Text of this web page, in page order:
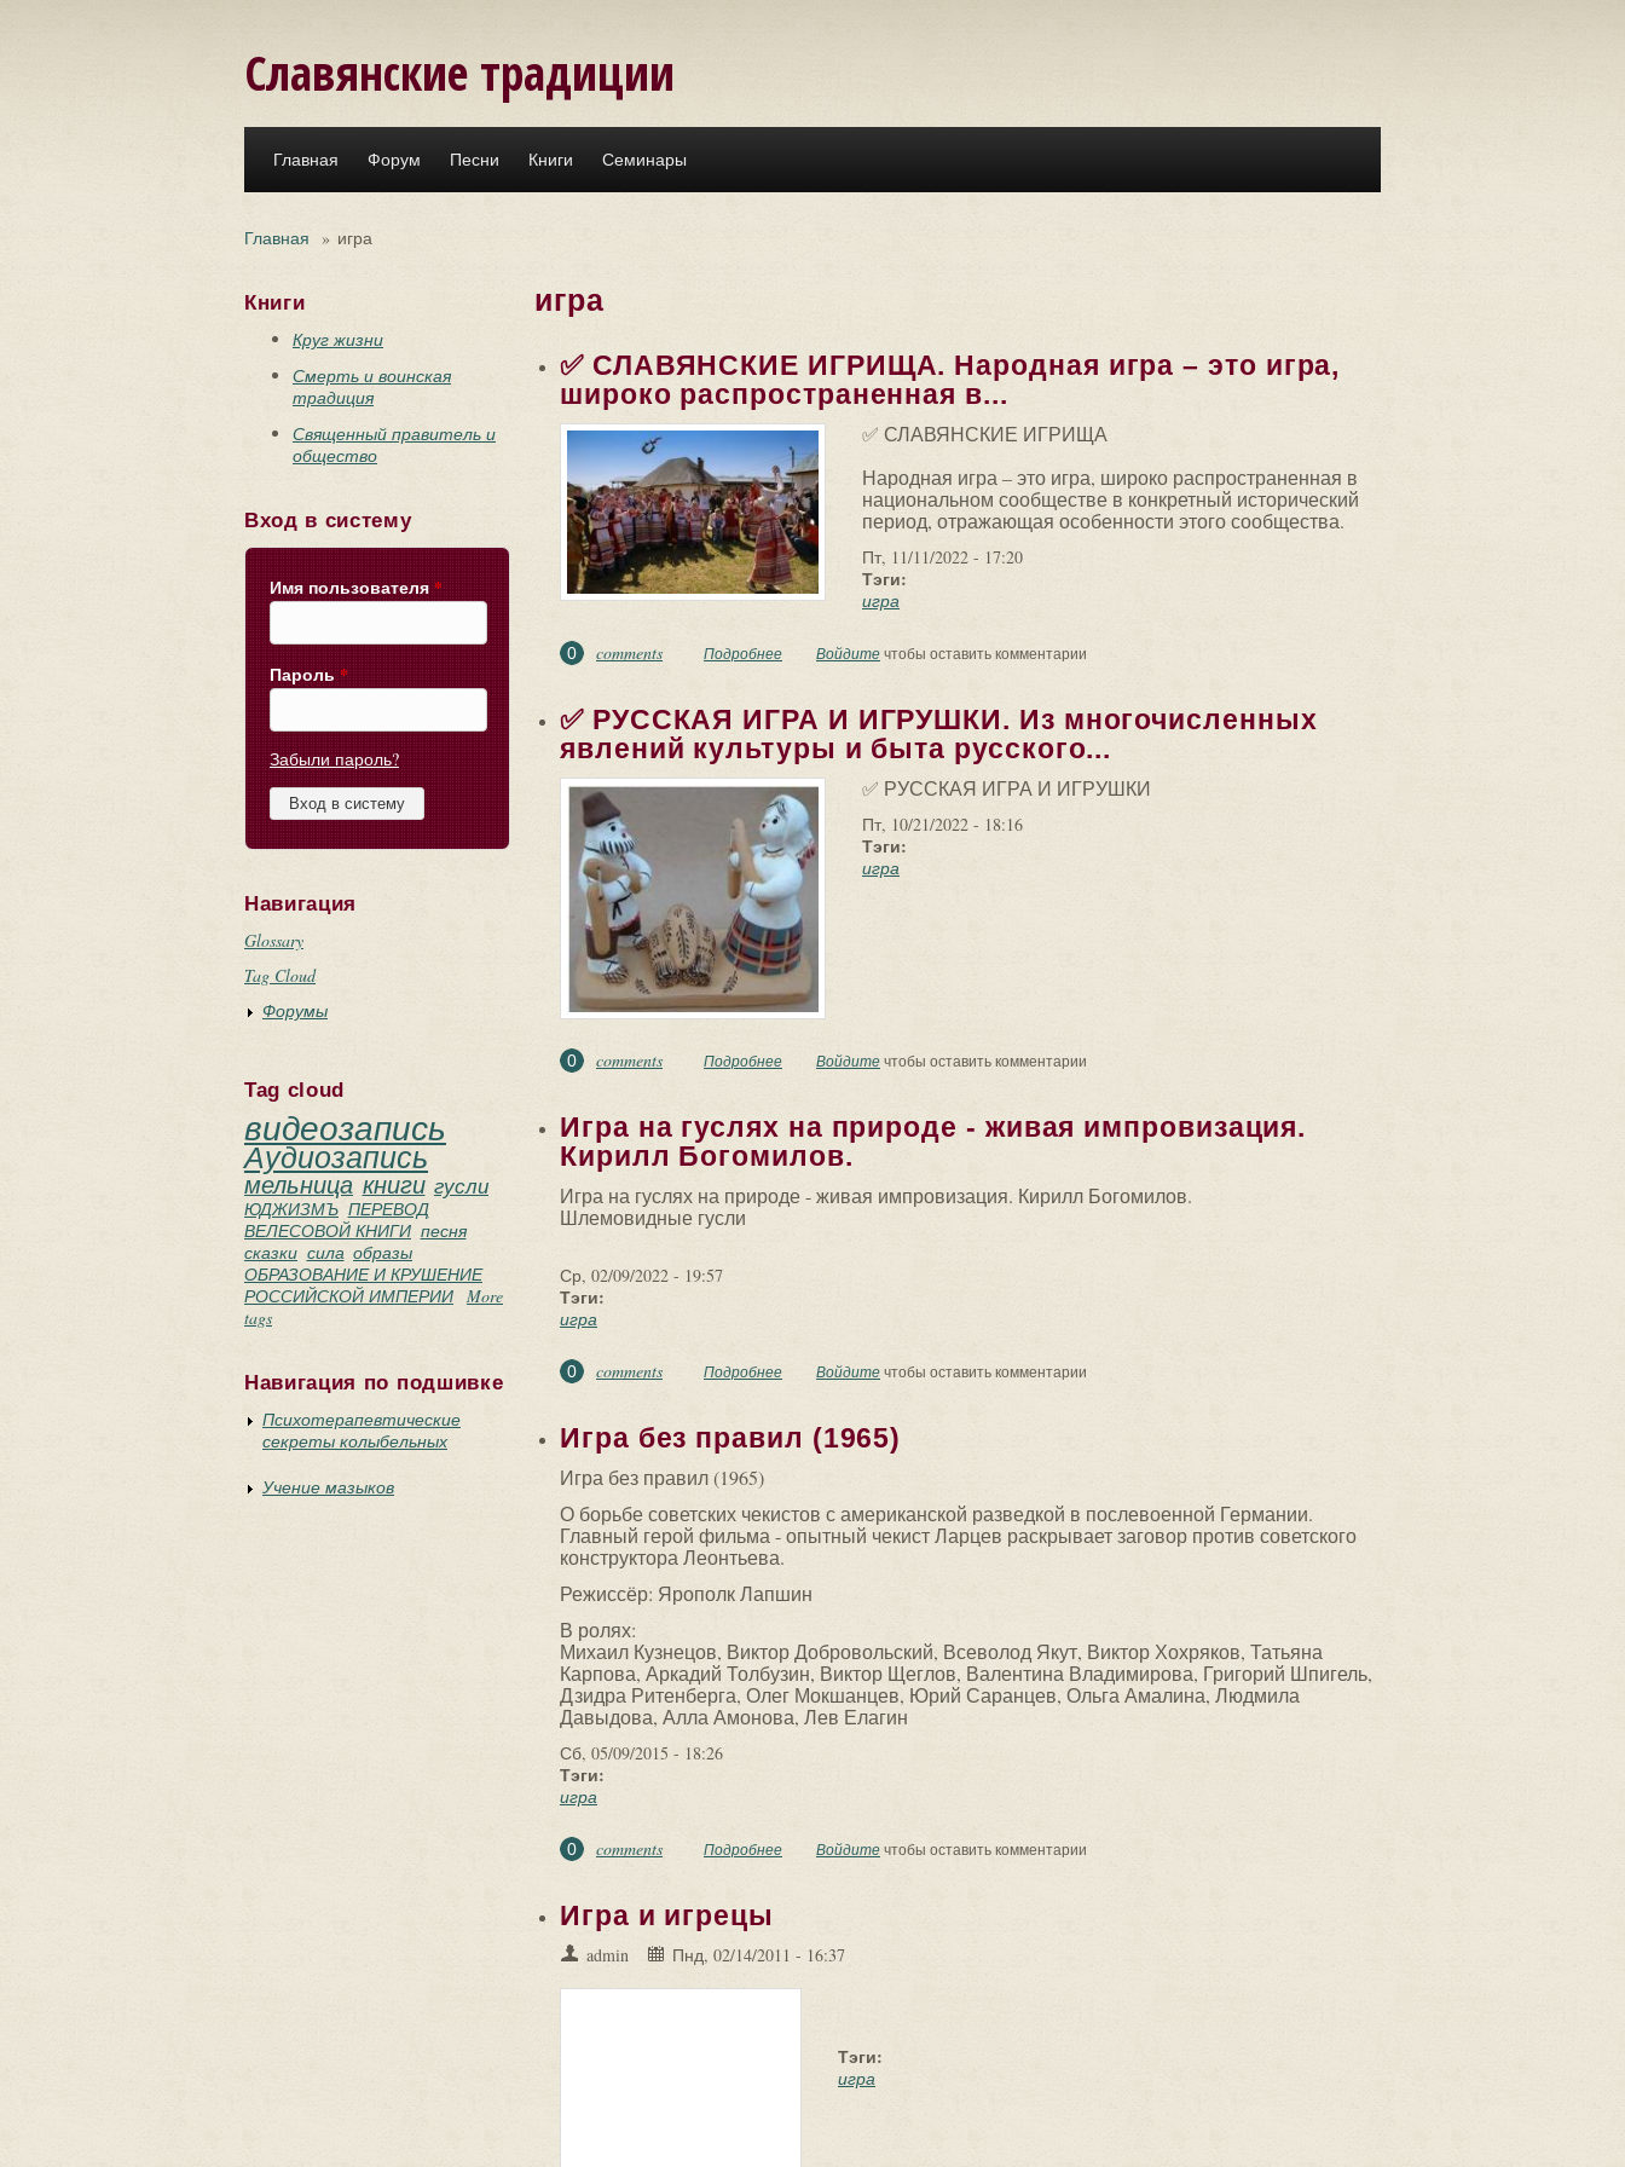
Славянские традиции
Главная Форум Песни Книги Семинары
Главная » игра
Книги
Круг жизни
Смерть и воинская
традиция
Священный правитель и
общество
Вход в систему
Имя пользователя *
Пароль *
Забыли пароль?
Навигация
Glossary
Tag Cloud
Форумы
Tag cloud
видеозапись
Аудиозапись
мельница книги гусли
ЮДЖИЗМЪ ПЕРЕВОД
ВЕЛЕСОВОЙ КНИГИ песня
сказки сила образы
ОБРАЗОВАНИЕ И КРУШЕНИЕ
РОССИЙСКОЙ ИМПЕРИИ More
tags
Навигация по подшивке
Психотерапевтические
секреты колыбельных
Учение мазыков
игра
✅ СЛАВЯНСКИЕ ИГРИЩА. Народная игра – это игра,
широко распространенная в...
✅ СЛАВЯНСКИЕ ИГРИЩА
Народная игра – это игра, широко распространенная в
национальном сообществе в конкретный исторический
период, отражающая особенности этого сообщества.
Пт, 11/11/2022 - 17:20
Тэги:
игра
0 comments Подробнее о ✅ СЛАВЯНСКИЕ ИГРИЩА. Народная игра – это игра, широко распространенная в...
Войдитечтобы оставить комментарии
✅ РУССКАЯ ИГРА И ИГРУШКИ. Из многочисленных
явлений культуры и быта русского...
✅ РУССКАЯ ИГРА И ИГРУШКИ
Пт, 10/21/2022 - 18:16
Тэги:
игра
0 comments Подробнее о ✅ РУССКАЯ ИГРА И ИГРУШКИ. Из многочисленных явлений культуры и быта русского...
Войдитечтобы оставить комментарии
Игра на гуслях на природе - живая импровизация.
Кирилл Богомилов.
Игра на гуслях на природе - живая импровизация. Кирилл Богомилов.
Шлемовидные гусли
Ср, 02/09/2022 - 19:57
Тэги:
игра
0 comments Подробнее о Игра на гуслях на природе - живая импровизация. Кирилл Богомилов.
Войдитечтобы оставить комментарии
Игра без правил (1965)
Игра без правил (1965)
О борьбе советских чекистов с американской разведкой в послевоенной Германии.
Главный герой фильма - опытный чекист Ларцев раскрывает заговор против советского
конструктора Леонтьева.
Режиссёр: Ярополк Лапшин
В ролях:
Михаил Кузнецов, Виктор Добровольский, Всеволод Якут, Виктор Хохряков, Татьяна
Карпова, Аркадий Толбузин, Виктор Щеглов, Валентина Владимирова, Григорий Шпигель,
Дзидра Ритенберга, Олег Мокшанцев, Юрий Саранцев, Ольга Амалина, Людмила
Давыдова, Алла Амонова, Лев Елагин
Сб, 05/09/2015 - 18:26
Тэги:
игра
0 comments Подробнее о Игра без правил (1965)
Войдитечтобы оставить комментарии
Игра и игрецы
admin Пнд, 02/14/2011 - 16:37
Тэги:
игра